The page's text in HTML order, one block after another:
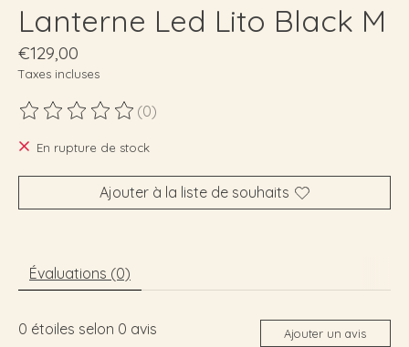
Lanterne Led Lito Black M
€129,00
Taxes incluses
Ce produit est évalué à
(0)
En rupture de stock
Ajouter à la liste de souhaits
Évaluations (0)
0 étoiles selon 0 avis Ajouter un avis